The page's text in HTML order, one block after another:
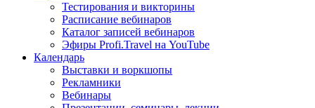
Тестирования и викторины
Расписание вебинаров
Каталог записей вебинаров
Эфиры Profi.Travel на YouTube
Календарь
Выставки и воркшопы
Рекламники
Вебинары